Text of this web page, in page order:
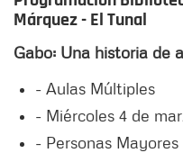
Márquez - El Tunal
Gabo: Una historia de
- Aulas Múltiples
- Miércoles 4 de
- Personas Mayores